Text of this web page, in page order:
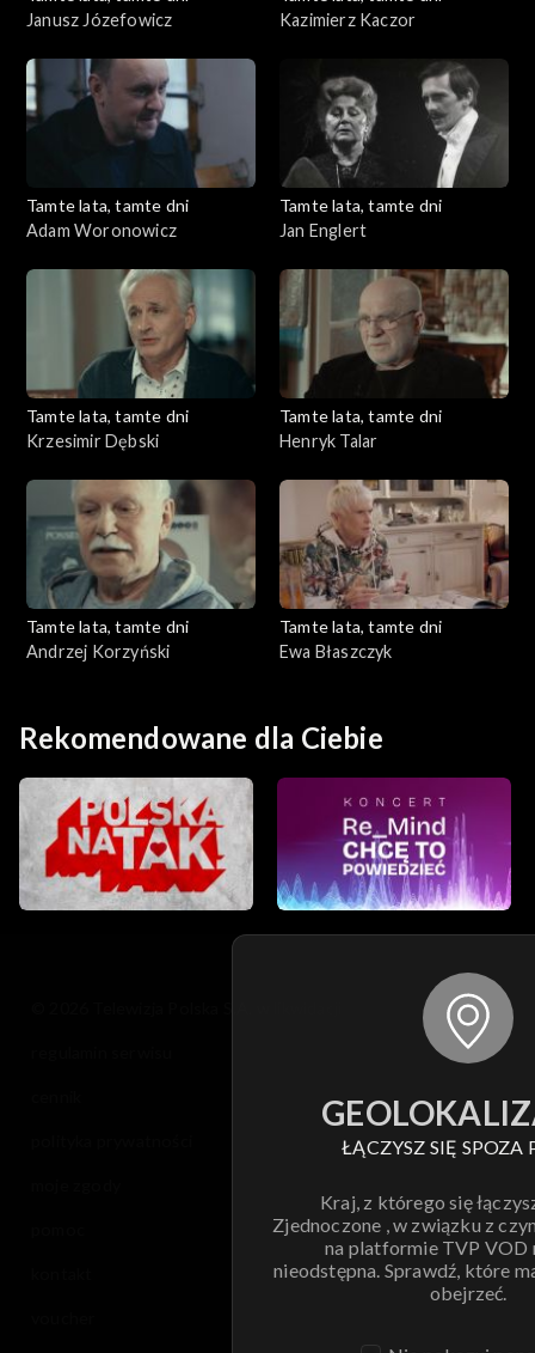
Janusz Józefowicz
Kazimierz Kaczor
Tamte lata, tamte dni
Adam Woronowicz
Tamte lata, tamte dni
Jan Englert
Tamte lata, tamte dni
Krzesimir Dębski
Tamte lata, tamte dni
Henryk Talar
Tamte lata, tamte dni
Andrzej Korzyński
Tamte lata, tamte dni
Ewa Błaszczyk
Rekomendowane dla Ciebie
ŁĄCZYSZ SIĘ SPOZA
Kraj, z którego się
Zjednoczone , w związku z
na platformie TVP VOD
nieodstępna. Sprawdź, które
obejrzeć.